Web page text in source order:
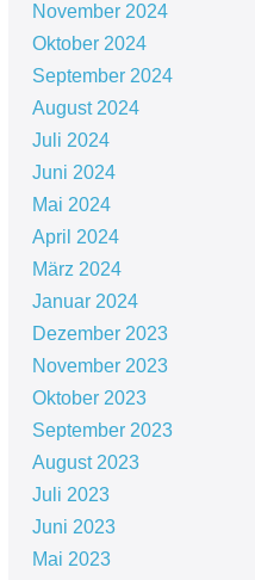
November 2024
Oktober 2024
September 2024
August 2024
Juli 2024
Juni 2024
Mai 2024
April 2024
März 2024
Januar 2024
Dezember 2023
November 2023
Oktober 2023
September 2023
August 2023
Juli 2023
Juni 2023
Mai 2023